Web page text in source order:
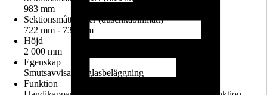
983 mm
Sektionsmått höger (duschkabinmått)
722 mm - 736 mm
Höjd
2 000 mm
Egenskap
Smutsavvisande glasbeläggning
Funktion